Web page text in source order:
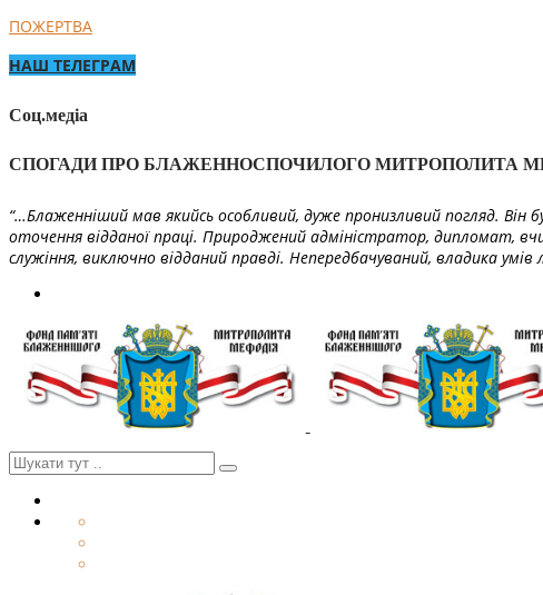
ПОЖЕРТВА
НАШ ТЕЛЕГРАМ
Соц.медіа
СПОГАДИ ПРО БЛАЖЕННОСПОЧИЛОГО МИТРОПОЛИТА
“…Блаженніший мав якийсь особливий, дуже пронизливий погляд. Він
оточення відданої праці. Природжений адміністратор, дипломат,
служіння, виключно відданий правді. Непередбачуваний, владика